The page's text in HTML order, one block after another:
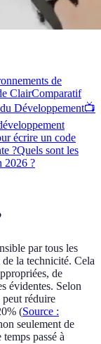
de
ClairComparatif
Développement📺
écrire un code
?Quels sont les
2026 ?
par tous les
la technicité. Cela
de
évidentes. Selon
peut réduire
(Source :
seulement de
passé à